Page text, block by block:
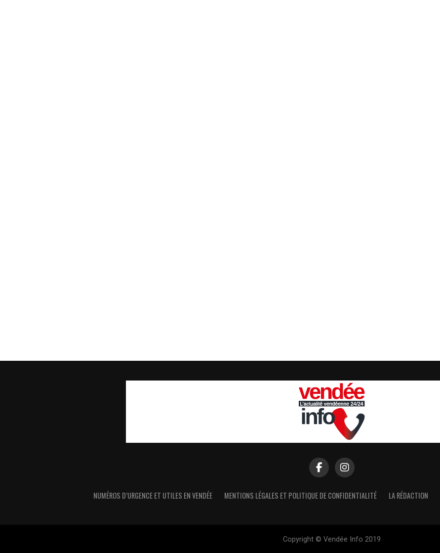
NUMÉROS D’URGENCE ET UTILES EN VENDÉE MENTIONS LÉGALES ET POLITIQUE DE CONFIDENTIALITÉ LA RÉDACTION
Copyright © Vendée Info 2019